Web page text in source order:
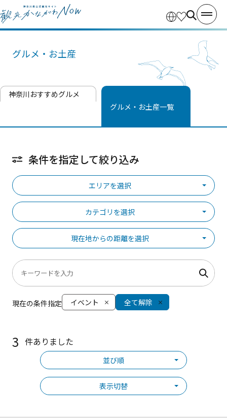
グルメ・お土産
神奈川おすすめグルメ
グルメ・お土産一覧
条件を指定して絞り込み
エリアを選択
カテゴリを選択
現在地からの距離を選択
現在の条件指定 イベント 全て解除
3 件ありました
並び順
表示切替